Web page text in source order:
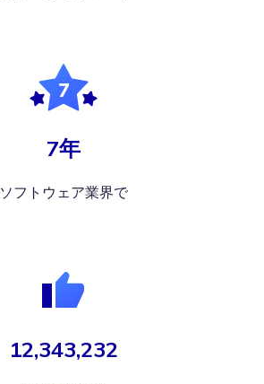
7年
ソフトウェア業界で
12,343,232